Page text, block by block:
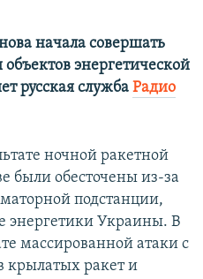
начала совершать
энергетической
русская служба Радио
ночной ракетной
были обесточены из-за
подстанции,
энергетики Украины. В
массированной атаки с
крылатых ракет и